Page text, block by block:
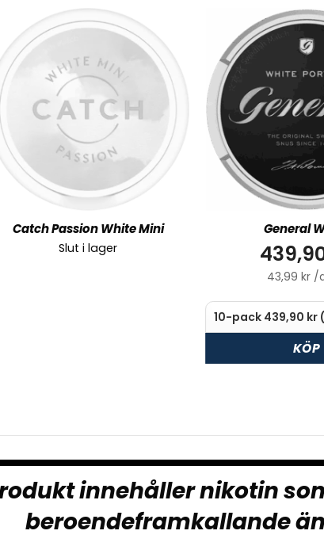
Catch Passion White Mini
Slut i lager
General
43,99 kr /
KÖP
innehåller nikotin
beroendeframkallande